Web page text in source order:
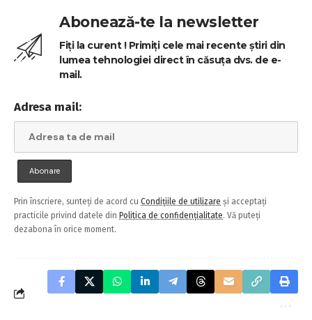
Abonează-te la newsletter
Fiți la curent ! Primiți cele mai recente știri din
lumea tehnologiei direct în căsuța dvs. de e-
mail.
Adresa mail:
Prin înscriere, sunteți de acord cu Condițiile de utilizare și acceptați
practicile privind datele din Politica de confidențialitate. Vă puteți
dezabona în orice moment.